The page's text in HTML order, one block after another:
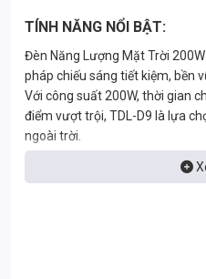
TÍNH NĂNG NỔI BẬT:
Đèn Năng Lượng Mặt Trời
pháp chiếu sáng tiết kiệm, bền
Với công suất 200W, thời gian
điểm vượt trội, TDL-D9 là lựa
ngoài trời.